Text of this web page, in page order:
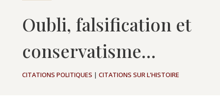
Oubli, falsification et
conservatisme…
CITATIONS POLITIQUES | CITATIONS SUR L'HISTOIRE